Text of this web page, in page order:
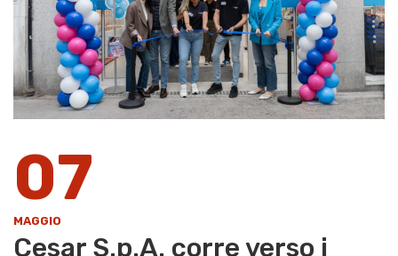
07
MAGGIO
Cesar S.p.A. corre verso i